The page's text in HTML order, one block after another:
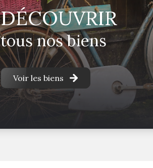
DÉCOUVRIR
tous nos biens
Voir les biens